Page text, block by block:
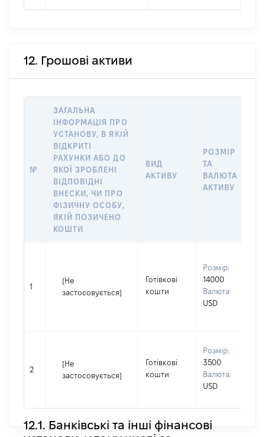
12. Грошові активи
№
ЗАГАЛЬНА
ІНФОРМАЦІЯ ПРО
УСТАНОВУ, В ЯКІЙ
ВІДКРИТІ
РАХУНКИ АБО ДО
ЯКОЇ ЗРОБЛЕНІ
ВІДПОВІДНІ
ВНЕСКИ, ЧИ ПРО
ФІЗИЧНУ ОСОБУ,
ЯКІЙ ПОЗИЧЕНО
КОШТИ
ВИД
АКТИВУ
РОЗМІР
ТА
ВАЛЮТА
АКТИВУ
1
[Не
застосовується]
Готівкові
кошти
Розмір:
14000
Валюта:
USD
2
[Не
застосовується]
Готівкові
кошти
Розмір:
3500
Валюта:
USD
12.1. Банківські та інші фінансові